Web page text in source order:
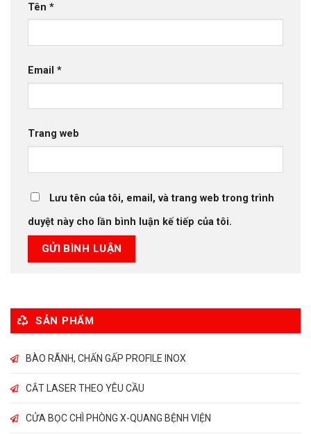
Tên *
Email *
Trang web
Lưu tên của tôi, email, và trang web trong trình
duyệt này cho lần bình luận kế tiếp của tôi.
SẢN PHẨM
BÀO RÃNH, CHẤN GẤP PROFILE INOX
CẮT LASER THEO YÊU CẦU
CỬA BỌC CHÌ PHÒNG X-QUANG BỆNH VIỆN